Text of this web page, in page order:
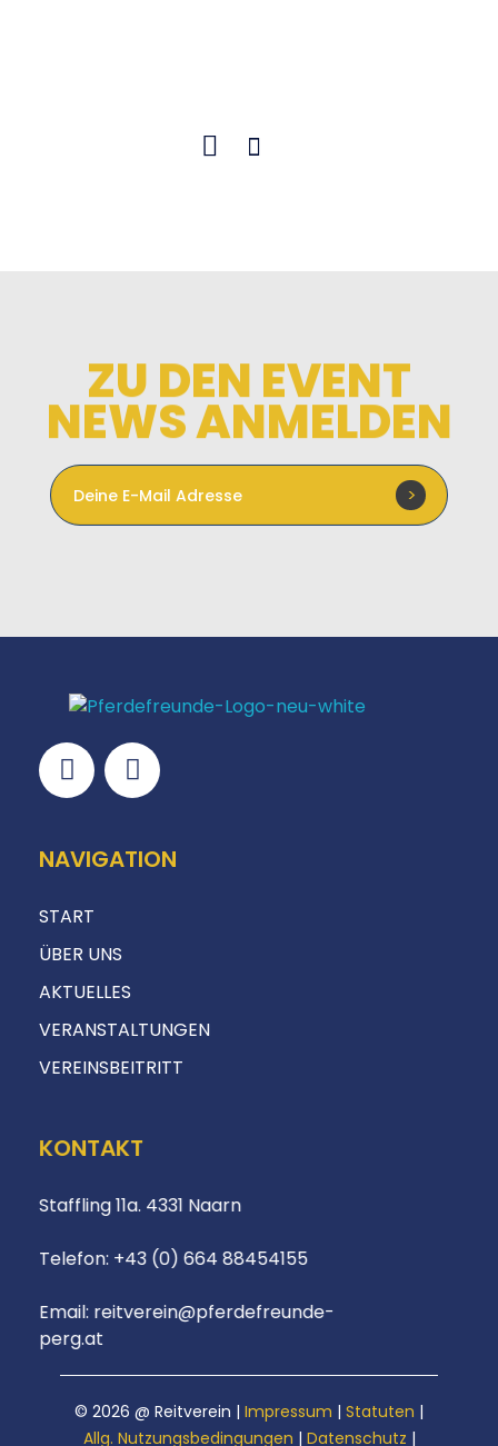
ZU DEN EVENT
NEWS ANMELDEN
NAVIGATION
START
ÜBER UNS
AKTUELLES
VERANSTALTUNGEN
VEREINSBEITRITT
KONTAKT
Staffling 11a. 4331 Naarn
Telefon: +43 (0) 664 88454155
Email: reitverein@pferdefreunde-
perg.at
© 2026 @ Reitverein | Impressum | Statuten |
Allg. Nutzungsbedingungen | Datenschutz |